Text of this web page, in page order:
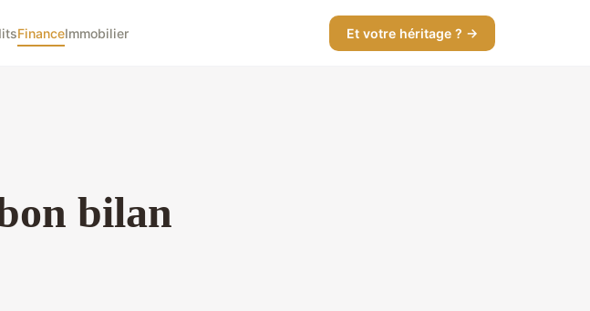
FinanceImmobilier Et votre héritage ? →
bilan